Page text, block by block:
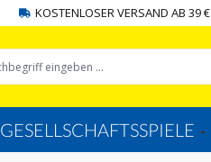
KOSTENLOSER VERSAND AB 39 €
GESELLSCHAFTSSPIELE